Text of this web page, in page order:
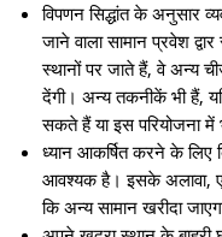
विपणन सिद्धांत के अनुसार
जाने वाला सामान प्रवेश
स्थानों पर जाते हैं, वे अन्य
देंगी। अन्य तकनीकें भी हैं,
सकते हैं या इस परियोजना
ध्यान आकर्षित करने के लिए
आवश्यक है। इसके अलावा,
कि अन्य सामान खरीदा